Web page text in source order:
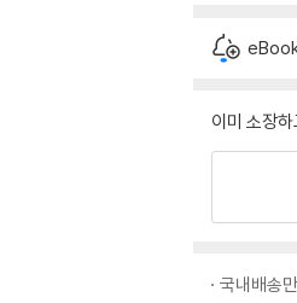
이미 소장
국내배송